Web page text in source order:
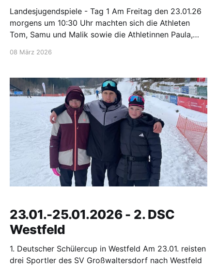
Landesjugendspiele - Tag 1 Am Freitag den 23.01.26
morgens um 10:30 Uhr machten sich die Athleten
Tom, Samu und Malik sowie die Athletinnen Paula,
Trainerinnen Isi und Elena auf den Weg nach
Programm standen
08 März 2026
23.01.-25.01.2026 - 2. DSC
Westfeld
1. Deutscher Schülercup in Westfeld Am 23.01. reisten
drei Sportler des SV Großwaltersdorf nach Westfeld